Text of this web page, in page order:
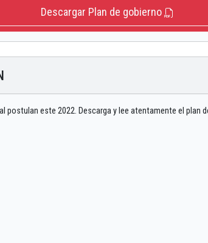
Descargar Plan de gobierno
postulan este 2022. Descarga y lee atentamente el plan